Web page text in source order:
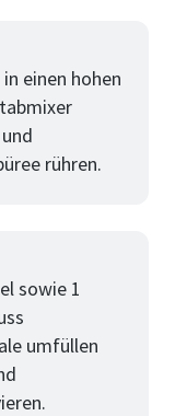
einen hohen
rühren.
sowie 1
umfüllen